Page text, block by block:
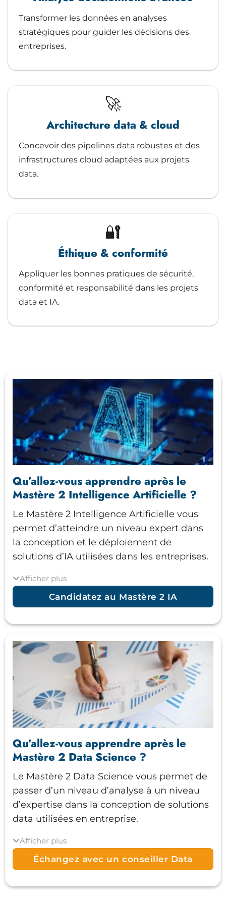
Transformer les données en analyses
stratégiques pour guider les décisions des
entreprises.
🚀
Architecture data & cloud
Concevoir des pipelines data robustes et des
infrastructures cloud adaptées aux projets
data.
🔐
Éthique & conformité
Appliquer les bonnes pratiques de sécurité,
conformité et responsabilité dans les projets
data et IA.
Qu’allez-vous apprendre après le
Mastère 2 Intelligence Artificielle ?
Le Mastère 2 Intelligence Artificielle vous
permet d’atteindre un niveau expert dans
la conception et le déploiement de
solutions d’IA utilisées dans les entreprises.
Vous apprendrez à développer des modèles
performants, à les intégrer dans des
systèmes réels et à maîtriser leur cycle de
vie complet, de l’expérimentation à la mise
Voici un résumé de ce que vous allez
approfondir :
Concevoir et optimiser des modèles
avancés de machine learning
Développer des architectures de deep
learning pour différents types de
Exploiter les techniques modernes de
NLP et d’IA générative
Utiliser les grands modèles de langage
professionnelles
Déployer et surveiller des modèles grâce
Afficher plus
Candidatez au Mastère 2 IA
Qu’allez-vous apprendre après le
Mastère 2 Data Science ?
Le Mastère 2 Data Science vous permet de
passer d’un niveau d’analyse à un niveau
d’expertise dans la conception de solutions
data utilisées en entreprise.
Vous apprendrez à structurer des projets
data complexes, à construire des modèles
avancés et à transformer les données en
outils d’aide à la décision.
Afficher plus
Échangez avec un conseiller Data